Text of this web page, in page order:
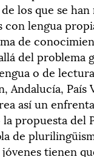
los que se han
con lengua
de
del problema
o de
Andalucía, País
así un
propuesta del
de
tienen